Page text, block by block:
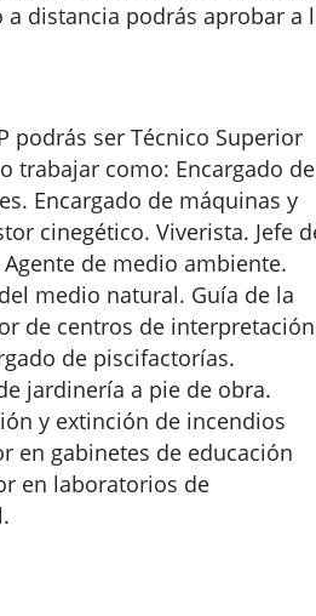
a distancia podrás aprobar a
podrás ser Técnico Superior
trabajar como: Encargado de
Encargado de máquinas y
cinegético. Viverista. Jefe
de medio ambiente.
medio natural. Guía de la
de centros de interpretación
de piscifactorías.
jardinería a pie de obra.
y extinción de incendios
en gabinetes de educación
en laboratorios de